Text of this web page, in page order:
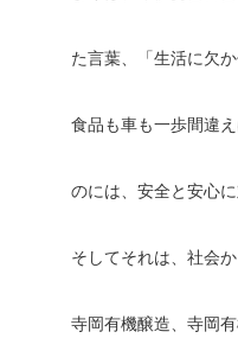
た言葉、「生活に欠
食品も車も一歩間違
のには、安全と安心
そしてそれは、社会
寺岡有機醸造、寺岡